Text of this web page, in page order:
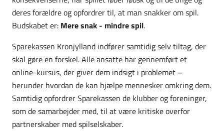
deres forældre og opfordrer til, at man snakker om spil.
Budskabet er: Mere snak - mindre spil.
Sparekassen Kronjylland indfører samtidig selv tiltag, der
skal gøre en forskel. Alle ansatte har gennemført et
online-kursus, der giver dem indsigt i problemet –
herunder hvordan de kan hjælpe mennesker omkring dem.
Samtidig opfordrer Sparekassen de klubber og foreninger,
som de samarbejder med, til at være kritiske overfor
partnerskaber med spilselskaber.